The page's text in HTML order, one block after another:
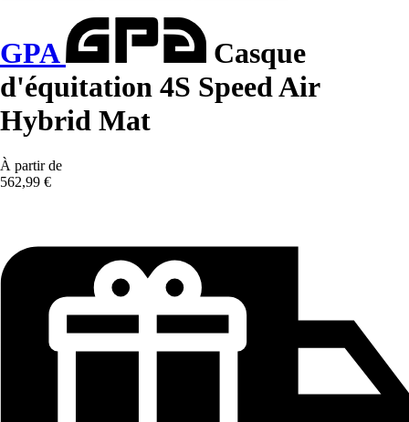
GPA
Casque
d'équitation 4S Speed Air
Hybrid Mat
À partir de
562,99 €